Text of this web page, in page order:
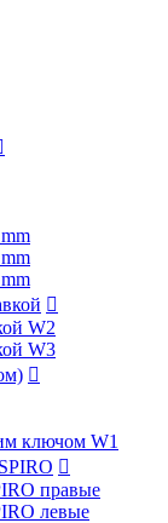

W2
W3

ключом W1

правые
левые